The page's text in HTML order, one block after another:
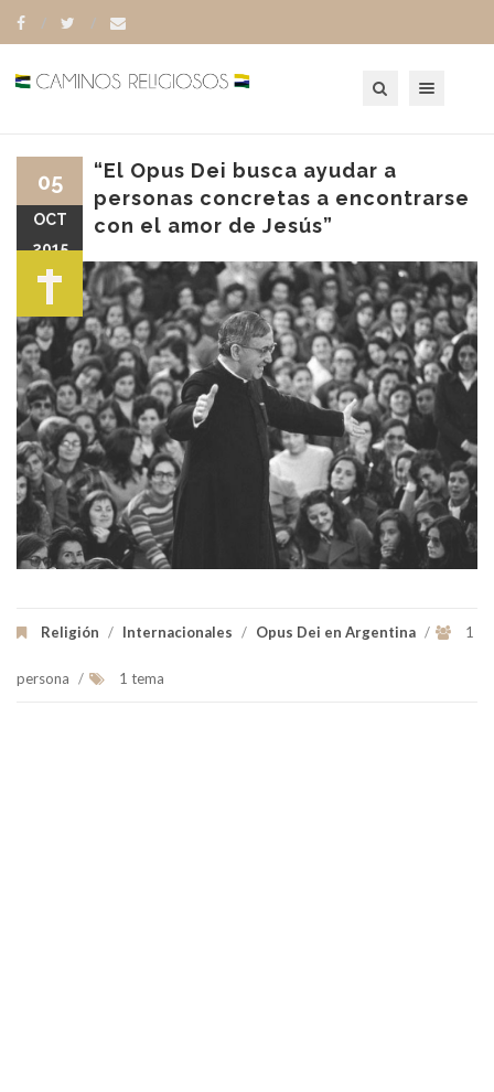
“El Opus Dei busca ayudar a
personas concretas a encontrarse
con el amor de Jesús”
Religión / Internacionales / Opus Dei en Argentina / 1
persona / 1 tema
05
OCT
2015